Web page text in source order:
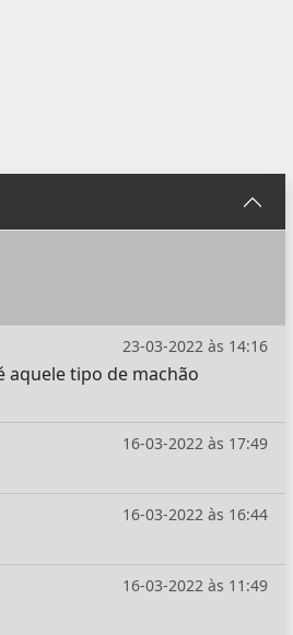
23-03-2022 às 14:16
aquele tipo de machão
16-03-2022 às 17:49
16-03-2022 às 16:44
16-03-2022 às 11:49